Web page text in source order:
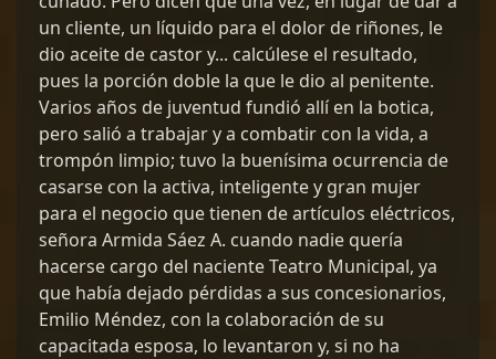
un cliente, un líquido para el dolor de riñones, le
dio aceite de castor y... calcúlese el resultado,
pues la porción doble la que le dio al penitente.
Varios años de juventud fundió allí en la botica,
pero salió a trabajar y a combatir con la vida, a
trompón limpio; tuvo la buenísima ocurrencia de
casarse con la activa, inteligente y gran mujer
para el negocio que tienen de artículos eléctricos,
señora Armida Sáez A. cuando nadie quería
hacerse cargo del naciente Teatro Municipal, ya
que había dejado pérdidas a sus concesionarios,
Emilio Méndez, con la colaboración de su
capacitada esposa, lo levantaron y, si no ha